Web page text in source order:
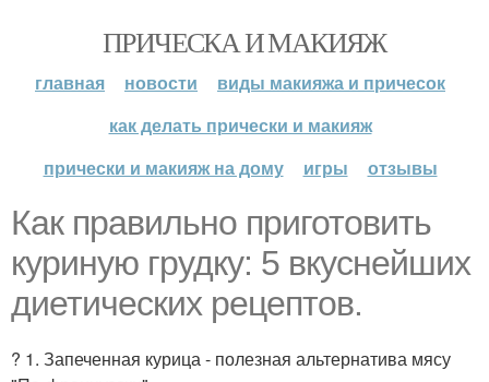
ПРИЧЕСКА И МАКИЯЖ
главная новости
виды макияжа и причесок
как делать прически и макияж
прически и макияж на дому
игры отзывы
Как правильно приготовить
куриную грудку: 5 вкуснейших
диетических рецептов.
? 1. Запеченная курица - полезная альтернатива мясу